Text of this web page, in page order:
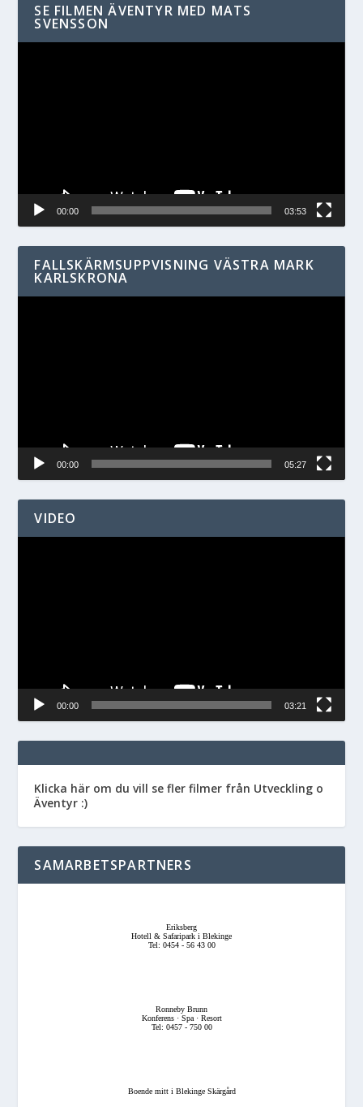
SE FILMEN ÄVENTYR MED MATS
SVENSSON
00:00 03:53
FALLSKÄRMSUPPVISNING VÄSTRA MARK
KARLSKRONA
00:00 05:27
VIDEO
00:00 03:21
Klicka här om du vill se fler filmer från Utveckling o
Äventyr :)
SAMARBETSPARTNERS
Eriksberg
Hotell & Safaripark i Blekinge
Tel: 0454 - 56 43 00
Ronneby Brunn
Konferens · Spa · Resort
Tel: 0457 - 750 00
Boende mitt i Blekinge Skärgård